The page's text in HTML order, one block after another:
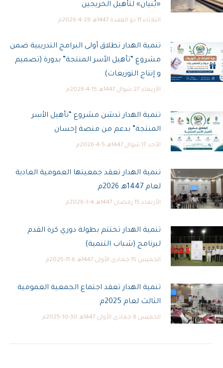
«بُنيان» لتأهيل الخريجين
الثلاثاء 11 ذو القعدة 1447هـ 28-4-2026م
تنمية الهدار تطلاق أولى البرامج التدريبية ضمن
مشروع “تأهيل الأسر المنتجة” بدورة (تصميم
و إنتاج التوزيعات)
الأربعاء 27 شوال 1447هـ 15-4-2026م
تنمية الهدار تدشن مشروع “تأهيل الأسر
المنتجة” بدعم من منصة إحسان
الأحد 17 شوال 1447هـ 5-4-2026م
تنمية الهدار تعقد جمعيتها العمومية العادية
لعام 1447هـ 2026م
الأربعاء 15 رمضان 1447هـ 4-3-2026م
تنمية الهدار تختتم بطولة دوري كرة القدم
لبرنامج (شباب التنمية)
الخميس 15 جمادى الأولى 1447هـ 6-11-2025م
تنمية الهدار تعقد اجتماع الجمعية العمومية
الثالث لعام 2025م
الخميس 8 جمادى الأولى 1447هـ 30-10-2025م